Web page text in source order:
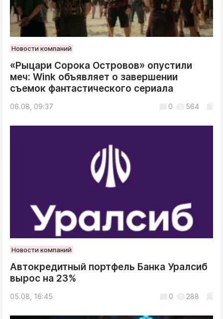
Новости компаний
«Рыцари Сорока Островов» опустили
меч: Wink объявляет о завершении
съемок фантастического сериала
06.08, 09:37 0 564
Новости компаний
Автокредитный портфель Банка Уралсиб
вырос на 23%
05.08, 16:45 0 288